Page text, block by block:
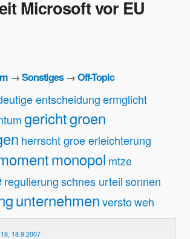
Microsoft vor EU
→Sonstiges→Off-Topic
entscheidungermglicht
gerichtgroen
herrscht groe erleichterung
monopol mtze
regulierungschnes urteilsonnen
unternehmenverstoweh
18.9.2007